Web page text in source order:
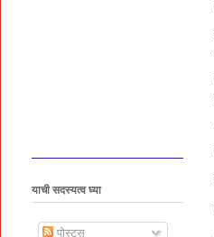
याची सदस्यत्व घ्या
पोस्ट्स